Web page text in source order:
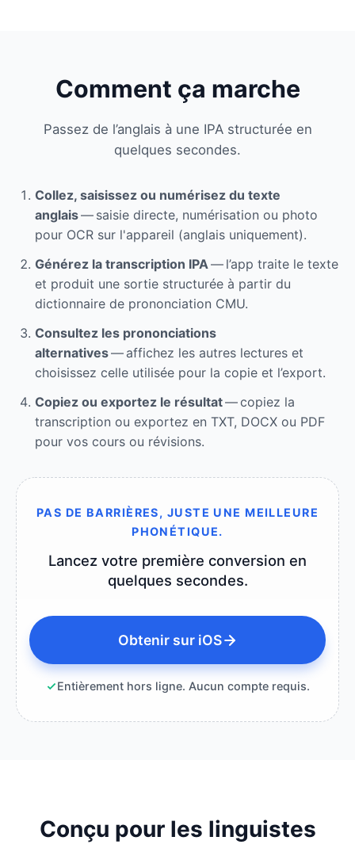
Comment ça marche
Passez de l’anglais à une IPA structurée en
quelques secondes.
Collez, saisissez ou numérisez du texte
anglais— saisie directe, numérisation ou photo
pour OCR sur l'appareil (anglais uniquement).
Générez la transcription IPA— l’app traite le texte
et produit une sortie structurée à partir du
dictionnaire de prononciation CMU.
Consultez les prononciations
alternatives— affichez les autres lectures et
choisissez celle utilisée pour la copie et l’export.
Copiez ou exportez le résultat— copiez la
transcription ou exportez en TXT, DOCX ou PDF
pour vos cours ou révisions.
PAS DE BARRIÈRES, JUSTE UNE MEILLEURE
PHONÉTIQUE.
Lancez votre première conversion en
quelques secondes.
Obtenir sur iOS
Entièrement hors ligne. Aucun compte requis.
Conçu pour les linguistes